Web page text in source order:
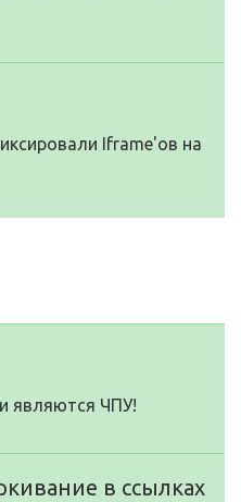
Iframe'ов на
являются ЧПУ!
в ссылках